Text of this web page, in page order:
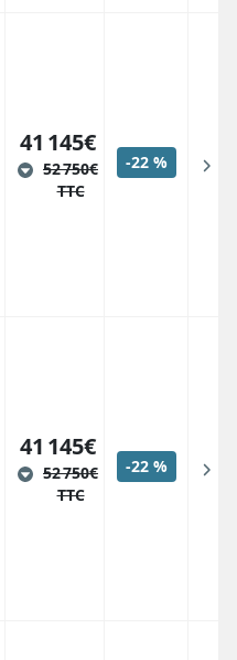
41 145€
52 750€
TTC
-22 %
41 145€
52 750€
TTC
-22 %